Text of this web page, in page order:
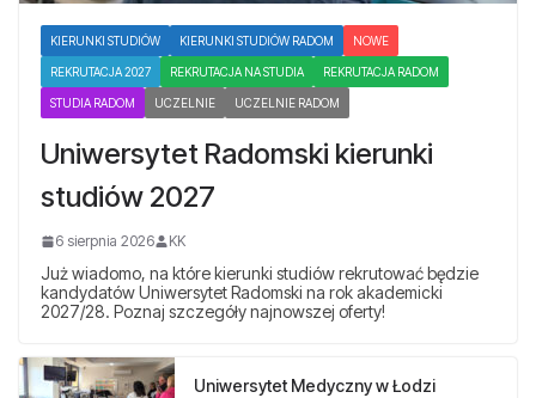
KIERUNKI STUDIÓW KIERUNKI STUDIÓW RADOM NOWE
REKRUTACJA 2027 REKRUTACJA NA STUDIA REKRUTACJA RADOM
STUDIA RADOM UCZELNIE UCZELNIE RADOM
Uniwersytet Radomski kierunki
studiów 2027
6 sierpnia 2026 KK
Już wiadomo, na które kierunki studiów rekrutować będzie
kandydatów Uniwersytet Radomski na rok akademicki
2027/28. Poznaj szczegóły najnowszej oferty!
Uniwersytet Medyczny w Łodzi